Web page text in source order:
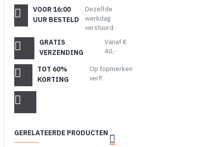
VOOR 16:00
UUR BESTELD
Dezelfde
werkdag
verstuurd
GRATIS
VERZENDING
Vanaf €
40,-
TOT 60%
KORTING
Op topmerken
verf!
GERELATEERDE PRODUCTEN